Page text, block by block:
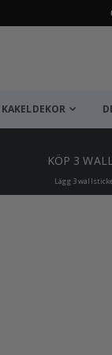
KAKELDEKOR
KÖP 3
Lägg 3